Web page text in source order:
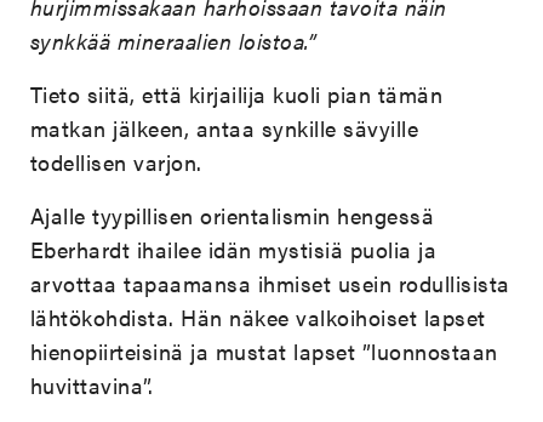
hurjimmissakaan harhoissaan tavoita näin
synkkää mineraalien loistoa.”
Tieto siitä, että kirjailija kuoli pian tämän
matkan jälkeen, antaa synkille sävyille
todellisen varjon.
Ajalle tyypillisen orientalismin hengessä
Eberhardt ihailee idän mystisiä puolia ja
arvottaa tapaamansa ihmiset usein rodullisista
lähtökohdista. Hän näkee valkoihoiset lapset
hienopiirteisinä ja mustat lapset ”luonnostaan
huvittavina”.